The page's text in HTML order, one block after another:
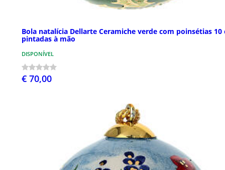
Bola natalícia Dellarte Ceramiche verde com poinsétias 10
pintadas à mão
DISPONÍVEL
€ 70,00